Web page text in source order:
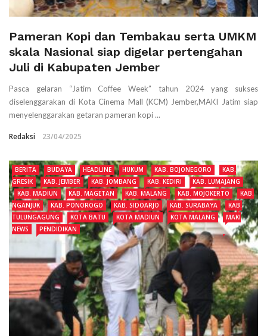
Pameran Kopi dan Tembakau serta UMKM
skala Nasional siap digelar pertengahan
Juli di Kabupaten Jember
Pasca gelaran “Jatim Coffee Week” tahun 2024 yang sukses
diselenggarakan di Kota Cinema Mall (KCM) Jember,MAKI Jatim siap
menyelenggarakan getaran pameran kopi ...
Redaksi 23/04/2025
BERITA BUDAYA HEADLINE HUKUM KAB. BOJONEGORO
KAB.
GRESIK
KAB. JEMBER KAB. JOMBANG KAB. KEDIRI
KAB. LUMAJANG
KAB. MADIUN
KAB. MAGETAN KAB. MALANG KAB. MOJOKERTO
KAB.
NGANJUK
KAB. PONOROGO KAB. SIDOARJO KAB. SURABAYA
KAB.
TULUNGAGUNG
KOTA BATU KOTA MADIUN KOTA MALANG
MAKI
NEWS
PENDIDIKAN